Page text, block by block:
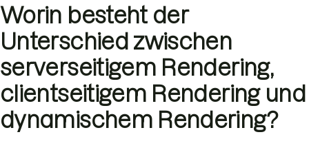
Worin besteht der
Unterschied zwischen
serverseitigem Rendering,
clientseitigem Rendering und
dynamischem Rendering?